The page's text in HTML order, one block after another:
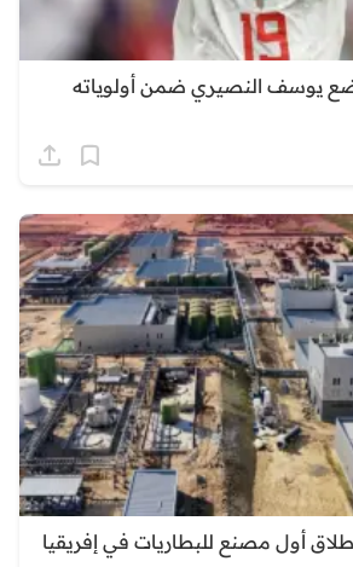
يوسف النصيري ضمن أولوياته
أول مصنع للبطاريات في إفريقيا